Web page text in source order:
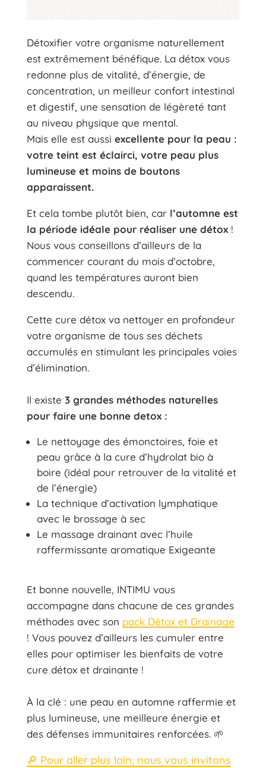
Détoxifier votre organisme naturellement
est extrêmement bénéfique. La détox vous
redonne plus de vitalité, d’énergie, de
concentration, un meilleur confort intestinal
et digestif, une sensation de légèreté tant
au niveau physique que mental.
Mais elle est aussi excellente pour la peau :
votre teint est éclairci, votre peau plus
lumineuse et moins de boutons
apparaissent.
Et cela tombe plutôt bien, car l’automne est
la période idéale pour réaliser une détox !
Nous vous conseillons d’ailleurs de la
commencer courant du mois d’octobre,
quand les températures auront bien
descendu.
Cette cure détox va nettoyer en profondeur
votre organisme de tous ses déchets
accumulés en stimulant les principales voies
d’élimination.
Il existe 3 grandes méthodes naturelles
pour faire une bonne detox :
Le nettoyage des émonctoires, foie et
peau grâce à la cure d’hydrolat bio à
boire (idéal pour retrouver de la vitalité et
de l’énergie)
La technique d’activation lymphatique
avec le brossage à sec
Le massage drainant avec l’huile
raffermissante aromatique Exigeante
Et bonne nouvelle, INTIMU vous
accompagne dans chacune de ces grandes
méthodes avec son pack Détox et Drainage
! Vous pouvez d’ailleurs les cumuler entre
elles pour optimiser les bienfaits de votre
cure détox et drainante !
À la clé : une peau en automne raffermie et
plus lumineuse, une meilleure énergie et
des défenses immunitaires renforcées. 🌱
🔎 Pour aller plus loin, nous vous invitons